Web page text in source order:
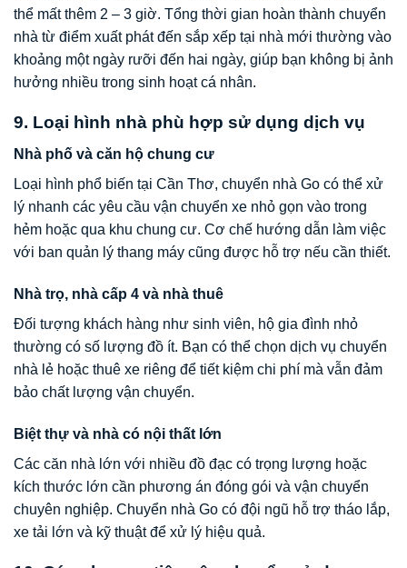
thể mất thêm 2 – 3 giờ. Tổng thời gian hoàn thành chuyển
nhà từ điểm xuất phát đến sắp xếp tại nhà mới thường vào
khoảng một ngày rưỡi đến hai ngày, giúp bạn không bị ảnh
hưởng nhiều trong sinh hoạt cá nhân.
9. Loại hình nhà phù hợp sử dụng dịch vụ
Nhà phố và căn hộ chung cư
Loại hình phổ biến tại Cần Thơ, chuyển nhà Go có thể xử
lý nhanh các yêu cầu vận chuyển xe nhỏ gọn vào trong
hẻm hoặc qua khu chung cư. Cơ chế hướng dẫn làm việc
với ban quản lý thang máy cũng được hỗ trợ nếu cần thiết.
Nhà trọ, nhà cấp 4 và nhà thuê
Đối tượng khách hàng như sinh viên, hộ gia đình nhỏ
thường có số lượng đồ ít. Bạn có thể chọn dịch vụ chuyển
nhà lẻ hoặc thuê xe riêng để tiết kiệm chi phí mà vẫn đảm
bảo chất lượng vận chuyển.
Biệt thự và nhà có nội thất lớn
Các căn nhà lớn với nhiều đồ đạc có trọng lượng hoặc
kích thước lớn cần phương án đóng gói và vận chuyển
chuyên nghiệp. Chuyển nhà Go có đội ngũ hỗ trợ tháo lắp,
xe tải lớn và kỹ thuật để xử lý hiệu quả.